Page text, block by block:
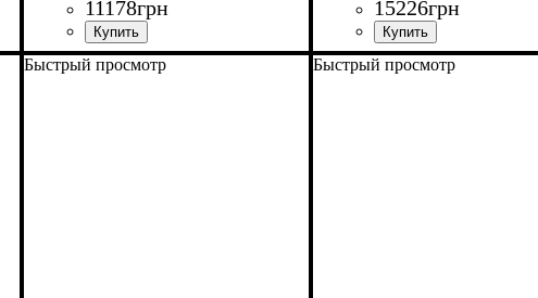
11178грн 15226грн
Быстрый просмотр Быстрый просмотр